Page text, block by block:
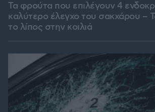
Τα φρούτα που επιλέγουν 4
καλύτερο έλεγχο του σακχάρου –
το λίπος στην κοιλιά